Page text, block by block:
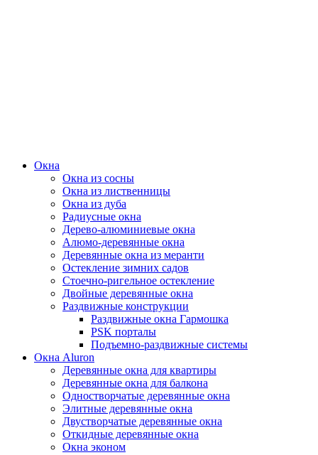
Окна
Окна из сосны
Окна из лиственницы
Окна из дуба
Радиусные окна
Дерево-алюминиевые окна
Алюмо-деревянные окна
Деревянные окна из меранти
Остекление зимних садов
Стоечно-ригельное остекление
Двойные деревянные окна
Раздвижные конструкции
Раздвижные окна Гармошка
PSK порталы
Подъемно-раздвижные системы
Окна Aluron
Деревянные окна для квартиры
Деревянные окна для балкона
Одностворчатые деревянные окна
Элитные деревянные окна
Двустворчатые деревянные окна
Откидные деревянные окна
Окна эконом